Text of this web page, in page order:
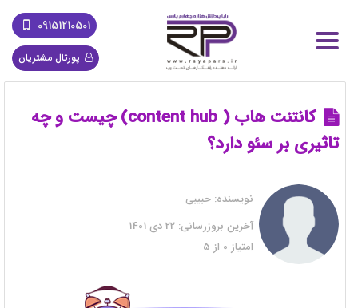
09151210501
پورتال مشتریان
کانتنت هاب ( content hub) چیست و چه
تاثیری بر سئو دارد؟
نویسنده: حبیبی
آخرین بروزرسانی:
امتیاز 0 از 5